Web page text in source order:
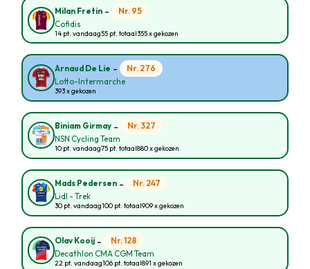
Milan Fretin - Nr. 95
Cofidis
14 pt. vandaag55 pt. totaal355 x gekozen
Arnaud De Lie - Nr. 276
Lotto-Intermarche
393 x gekozen
Biniam Girmay - Nr. 327
NSN Cycling Team
10 pt. vandaag75 pt. totaal880 x gekozen
Mads Pedersen - Nr. 247
Lidl - Trek
30 pt. vandaag100 pt. totaal909 x gekozen
Olav Kooij - Nr. 128
Decathlon CMA CGM Team
22 pt. vandaag106 pt. totaal891 x gekozen